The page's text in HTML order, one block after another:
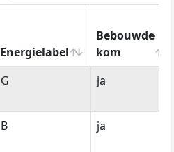
Energielabel
Bebouwde
kom
Energielabel
Bebouwde
kom
G ja
B ja